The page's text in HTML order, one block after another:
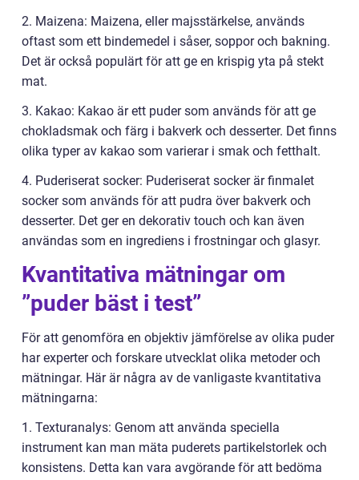
2. Maizena: Maizena, eller majsstärkelse, används
oftast som ett bindemedel i såser, soppor och bakning.
Det är också populärt för att ge en krispig yta på stekt
mat.
3. Kakao: Kakao är ett puder som används för att ge
chokladsmak och färg i bakverk och desserter. Det finns
olika typer av kakao som varierar i smak och fetthalt.
4. Puderiserat socker: Puderiserat socker är finmalet
socker som används för att pudra över bakverk och
desserter. Det ger en dekorativ touch och kan även
användas som en ingrediens i frostningar och glasyr.
Kvantitativa mätningar om
”puder bäst i test”
För att genomföra en objektiv jämförelse av olika puder
har experter och forskare utvecklat olika metoder och
mätningar. Här är några av de vanligaste kvantitativa
mätningarna:
1. Texturanalys: Genom att använda speciella
instrument kan man mäta puderets partikelstorlek och
konsistens. Detta kan vara avgörande för att bedöma